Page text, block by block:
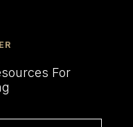
For